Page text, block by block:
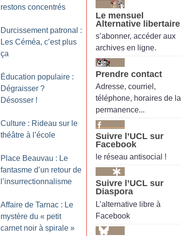
restons concentrés
Durcissement patronal :
Les Céméa, c’est plus
ça
Éducation populaire :
Dégraisser ?
Désosser !
Culture : Rideau sur le
théâtre à l’école
Place Beauvau : Le
fantasme d’un retour de
l’insurrectionnalisme
Affaire de Tarnac : Le
mystère du « petit
carnet noir à spirale »
Le mensuel
Alternative libertaire
s’abonner, accéder aux
archives en ligne.
Prendre contact
Adresse, courriel,
téléphone, horaires de la
permanence...
Suivre l’UCL sur
Facebook
le réseau antisocial !
Suivre l’UCL sur
Diaspora
L’alternative libre à
Facebook